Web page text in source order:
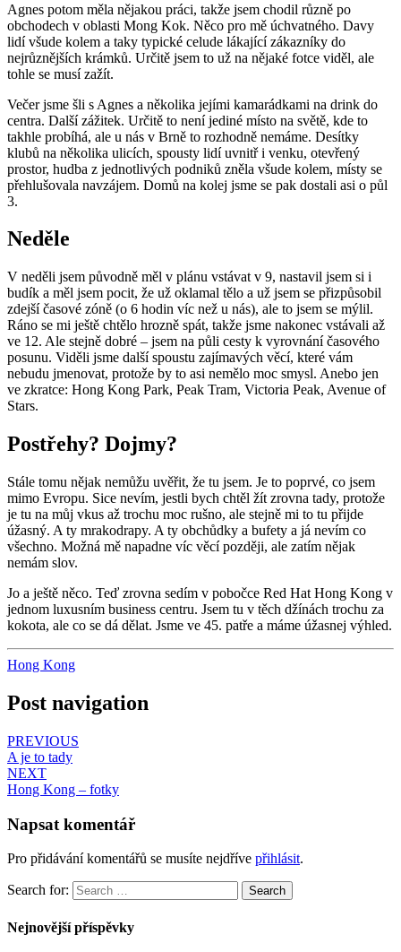
Agnes potom měla nějakou práci, takže jsem chodil různě po
obchodech v oblasti Mong Kok. Něco pro mě úchvatného. Davy
lidí všude kolem a taky typické celude lákající zákazníky do
nejrůznějších krámků. Určitě jsem to už na nějaké fotce viděl, ale
tohle se musí zažít.
Večer jsme šli s Agnes a několika jejími kamarádkami na drink do
centra. Další zážitek. Určitě to není jediné místo na světě, kde to
takhle probíhá, ale u nás v Brně to rozhodně nemáme. Desítky
klubů na několika ulicích, spousty lidí uvnitř i venku, otevřený
prostor, hudba z jednotlivých podniků zněla všude kolem, místy se
přehlušovala navzájem. Domů na kolej jsme se pak dostali asi o půl
3.
Neděle
V neděli jsem původně měl v plánu vstávat v 9, nastavil jsem si i
budík a měl jsem pocit, že už oklamal tělo a už jsem se přizpůsobil
zdejší časové zóně (o 6 hodin víc než u nás), ale to jsem se mýlil.
Ráno se mi ještě chtělo hrozně spát, takže jsme nakonec vstávali až
ve 12. Ale stejně dobré – jsem na půli cesty k vyrovnání časového
posunu. Viděli jsme další spoustu zajímavých věcí, které vám
nebudu jmenovat, protože by to asi nemělo moc smysl. Anebo jen
ve zkratce: Hong Kong Park, Peak Tram, Victoria Peak, Avenue of
Stars.
Postřehy? Dojmy?
Stále tomu nějak nemůžu uvěřit, že tu jsem. Je to poprvé, co jsem
mimo Evropu. Sice nevím, jestli bych chtěl žít zrovna tady, protože
je tu na můj vkus až trochu moc rušno, ale stejně mi to tu přijde
úžasný. A ty mrakodrapy. A ty obchůdky a bufety a já nevím co
všechno. Možná mě napadne víc věcí později, ale zatím nějak
nemám slov.
Jo a ještě něco. Teď zrovna sedím v pobočce Red Hat Hong Kong v
jednom luxusním business centru. Jsem tu v těch džínách trochu za
kokota, ale co se dá dělat. Jsme ve 45. patře a máme úžasnej výhled.
Hong Kong
Post navigation
PREVIOUS
A je to tady
NEXT
Hong Kong – fotky
Napsat komentář
Pro přidávání komentářů se musíte nejdříve přihlásit.
Search for: Search
Nejnovější příspěvky